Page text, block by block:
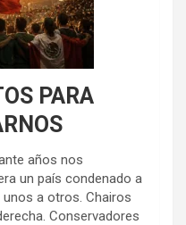
PARA
años nos
un país condenado a
a otros. Chairos
Conservadores